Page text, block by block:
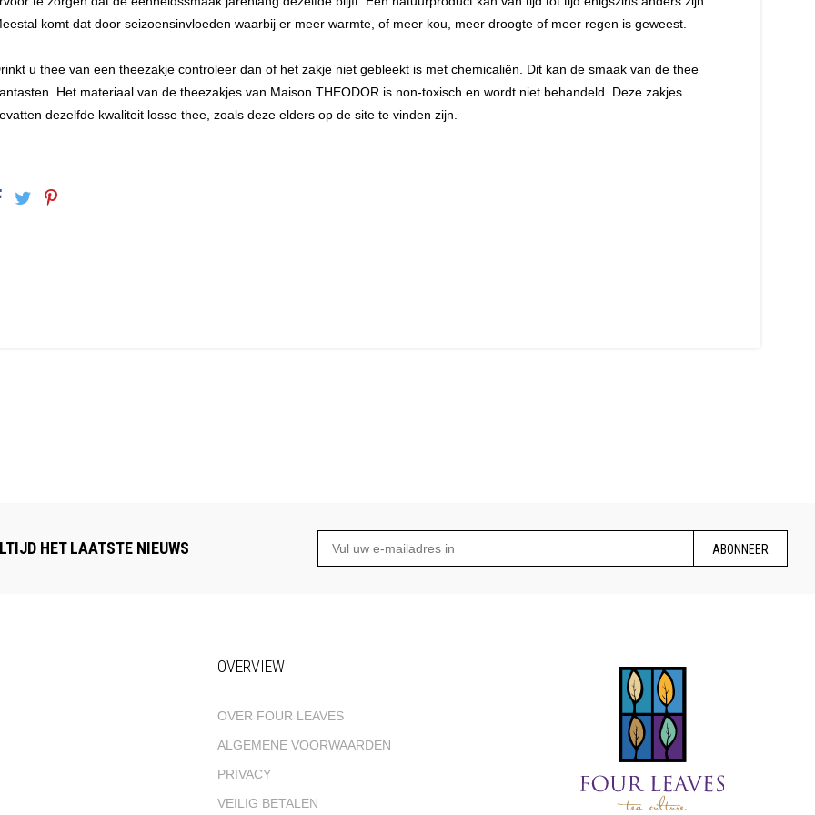
komt dat door seizoensinvloeden waarbij er meer warmte, of meer kou, meer droogte of meer regen is geweest.
u thee van een theezakje controleer dan of het zakje niet gebleekt is met chemicaliën. Dit kan de smaak van de thee
Het materiaal van de theezakjes van Maison THEODOR is non-toxisch en wordt niet behandeld. Deze zakjes
dezelfde kwaliteit losse thee, zoals deze elders op de site te vinden zijn.
HET LAATSTE NIEUWS ABONNEER
OVERVIEW
OVER FOUR LEAVES
ALGEMENE VOORWAARDEN
PRIVACY
VEILIG BETALEN